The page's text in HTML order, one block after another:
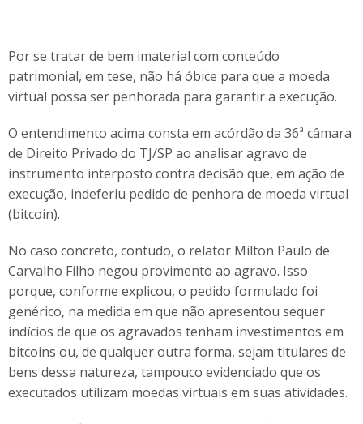
Por se tratar de bem imaterial com conteúdo
patrimonial, em tese, não há óbice para que a moeda
virtual possa ser penhorada para garantir a execução.
O entendimento acima consta em acórdão da 36ª câmara
de Direito Privado do TJ/SP ao analisar agravo de
instrumento interposto contra decisão que, em ação de
execução, indeferiu pedido de penhora de moeda virtual
(bitcoin).
No caso concreto, contudo, o relator Milton Paulo de
Carvalho Filho negou provimento ao agravo. Isso
porque, conforme explicou, o pedido formulado foi
genérico, na medida em que não apresentou sequer
indícios de que os agravados tenham investimentos em
bitcoins ou, de qualquer outra forma, sejam titulares de
bens dessa natureza, tampouco evidenciado que os
executados utilizam moedas virtuais em suas atividades.